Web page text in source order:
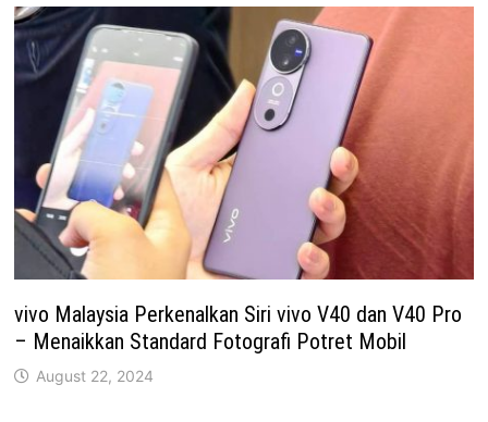
vivo Malaysia Perkenalkan Siri vivo V40 dan V40 Pro
– Menaikkan Standard Fotografi Potret Mobil
August 22, 2024